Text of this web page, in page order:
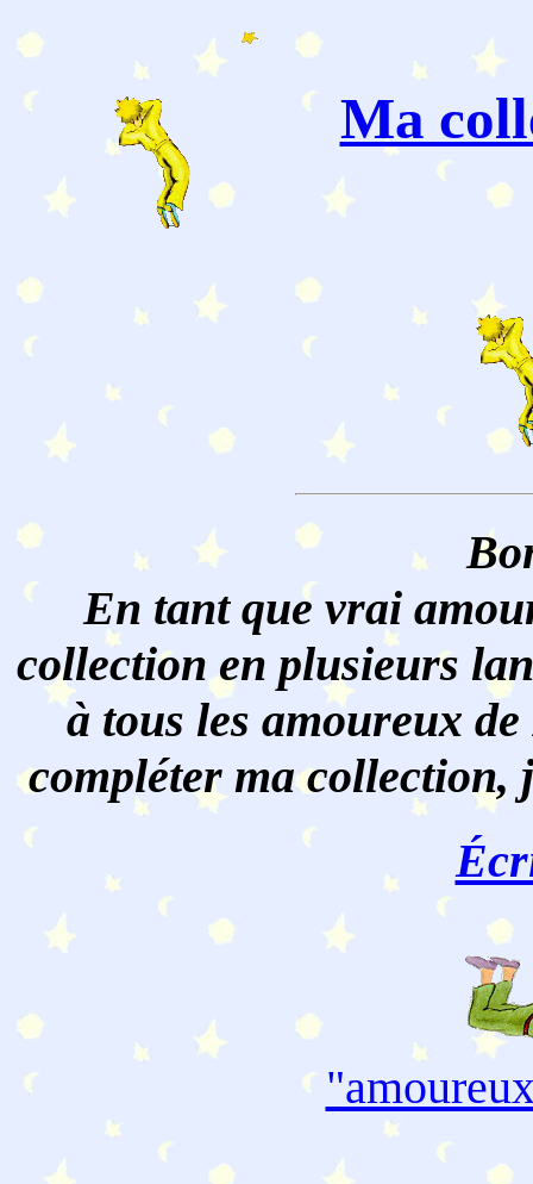
Ma
En tant que vrai
collection en plusieurs
à tous les amoureux
compléter ma